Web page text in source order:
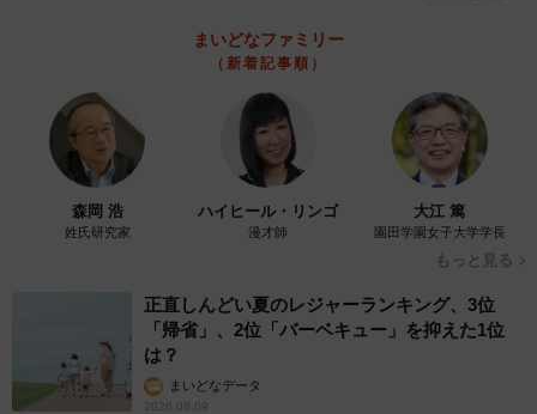
まいどなファミリー
（新着記事順）
森岡 浩
姓氏研究家
ハイヒール・リンゴ
漫才師
大江 篤
園田学園女子大学学長
もっと見る
正直しんどい夏のレジャーランキング、3位
「帰省」、2位「バーベキュー」を抑えた1位
は？
まいどなデータ
2026.08.09